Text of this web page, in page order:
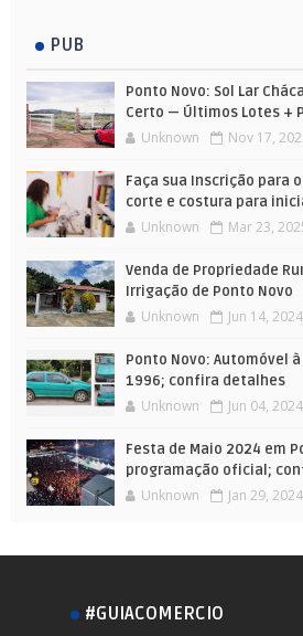
PUB
Ponto Novo: Sol Lar
Certo — Últimos Lotes +
Unknown Nov 17,
Faça sua Inscrição para
corte e costura para
Unknown Mar 23,
Venda de Propriedade
Irrigação de Ponto Novo
Unknown Jun 14, 2024
Ponto Novo: Automóvel à
1996; confira detalhes
Unknown Jun 04, 2024
Festa de Maio 2024 em
programação oficial;
Unknown Jan 29, 2024
#GUIACOMERCIO